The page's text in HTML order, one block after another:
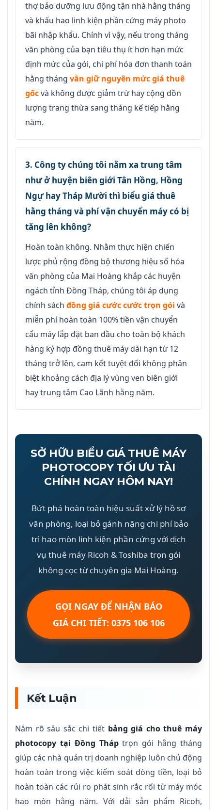
thợ bảo dưỡng lưu động tận nhà hằng tháng
và khấu hao linh kiện phần cứng máy photo
bãi nhập khẩu. Chính vì vậy, nếu trong tháng
văn phòng của bạn tiêu thụ ít hơn hạn mức
định mức của gói, chi phí hóa đơn thanh toán
hằng tháng vẫn giữ nguyên mức giá thuê
gốcvà không được giảm trừ hay cộng dồn
lượng trang thừa sang tháng kế tiếp hằng
năm.
3. Công ty chúng tôi nằm xa trung tâm
như ở huyện biên giới Tân Hồng, Hồng
Ngự hay Tháp Mười thì biểu giá thuê
hằng tháng và phí vận chuyển máy có bị
tăng lên không?
Hoàn toàn không. Nhằm thực hiện chiến
lược phủ rộng đồng bộ thương hiệu số hóa
văn phòng của Mai Hoàng khắp các huyện
ngách tỉnh Đồng Tháp, chúng tôi áp dụng
chính sách đồng giá cước cước trọn gói và
miễn phí hoàn toàn 100% tiền vận chuyển
cẩu máy lắp đặt ban đầu cho toàn bộ khách
hàng ký hợp đồng thuê máy dài hạn từ 12
tháng trở lên, cam kết tuyệt đối không phân
biệt khoảng cách địa lý vùng ven biên giới
hay trung tâm Cao Lãnh hằng năm.
SỞ HỮU BIỂU GIÁ THUÊ MÁY
PHOTOCOPY TỐI ƯU TÀI
CHÍNH NGAY HÔM NAY!
Bứt phá hoàn toàn hiệu suất xử lý hồ sơ
văn phòng, loại bỏ gánh nặng chi phí bảo
trì hao mòn linh kiện phần cứng với dịch
vụ thuê máy Ricoh & Toshiba trọn gói
không cọc từ chuyên gia Mai Hoàng.
GỌI NGAY ĐỂ NHẬN BÁO
GIÁ CHI TIẾT: 0375 106 106
Kết Luận
Nắm rõ sâu sắc chi tiết bảng giá cho thuê máy
photocopy tại Đồng Tháptrọn gói hằng tháng
giúp các nhà quản trị doanh nghiệp luôn chủ động
hoàn toàn trong việc kiểm soát dòng tiền, loại bỏ
hoàn toàn các rủi ro phát sinh rắc rối từ máy móc
hao mòn hằng năm. Với dải sản phẩm Ricoh,